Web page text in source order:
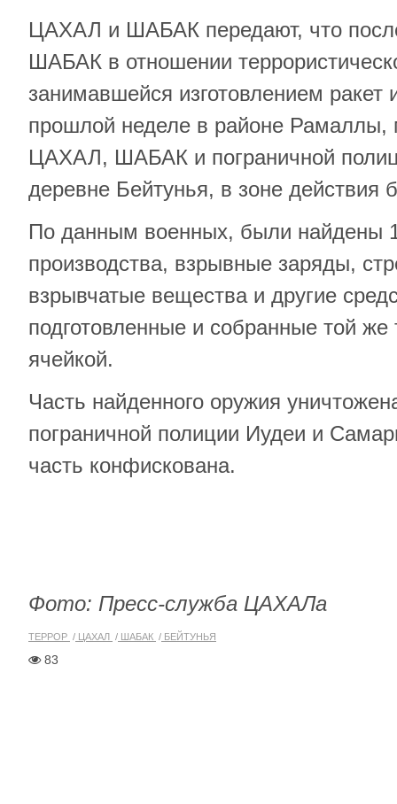
ЦАХАЛ и ШАБАК передают, что
ШАБАК в отношении
занимавшейся изготовлением ракет
прошлой неделе в районе
ЦАХАЛ, ШАБАК и пограничной
деревне Бейтунья, в зоне действия
По данным военных, были найдены
производства, взрывные заряды,
взрывчатые вещества и другие
подготовленные и собранные той же
ячейкой.
Часть найденного оружия
пограничной полиции Иудеи и
часть конфискована.
Фото: Пресс-служба ЦАХАЛа
ТЕРРОР ЦАХАЛ ШАБАК БЕЙТУНЬЯ
83